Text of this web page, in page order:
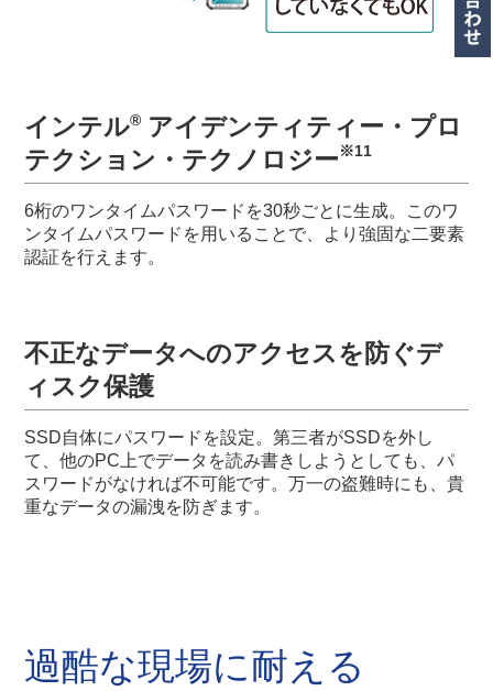
インテル® アイデンティティー・プロ
テクション・テクノロジー※11
6桁のワンタイムパスワードを30秒ごとに生成。このワ
ンタイムパスワードを用いることで、より強固な二要素
認証を行えます。
不正なデータへのアクセスを防ぐデ
ィスク保護
SSD自体にパスワードを設定。第三者がSSDを外し
て、他のPC上でデータを読み書きしようとしても、パ
スワードがなければ不可能です。万一の盗難時にも、貴
重なデータの漏洩を防ぎます。
過酷な現場に耐える